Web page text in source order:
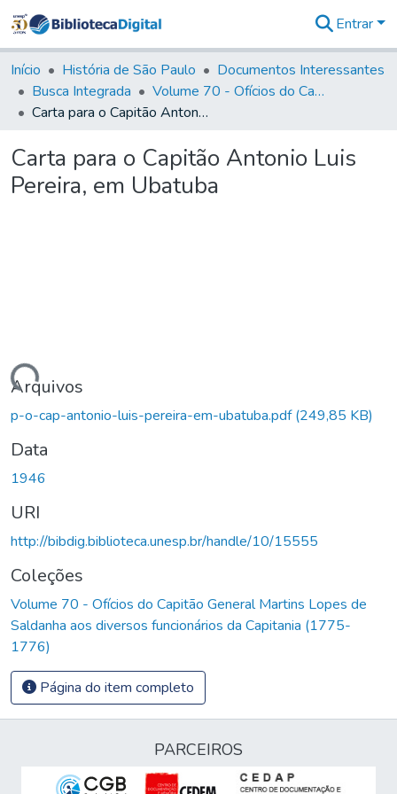
&
Coleções
Tudo na
Biblioteca
Estatísticas
Entrar
Início História de São Paulo
Documentos Interessantes
Busca Integrada
Volume 70 - Ofícios do Capitão General Martins Lopes de Saldanha aos diversos funcionários da Capitania (1775-1776)
Carta para o Capitão Antonio Luis Pereira, em Ubatuba
Carta para o Capitão Antonio Luis
Pereira, em Ubatuba
Arquivos
p-o-cap-antonio-luis-pereira-em-ubatuba.pdf(249,85 KB)
Data
1946
URI
http://bibdig.biblioteca.unesp.br/handle/10/15555
Coleções
Volume 70 - Ofícios do Capitão General Martins Lopes de
Saldanha aos diversos funcionários da Capitania (1775-
1776)
Página do item completo
PARCEIROS